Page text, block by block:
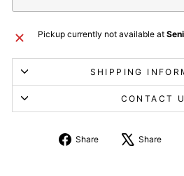
Pickup currently not available at
SHIPPING
CONTACT
Share
Share
Share